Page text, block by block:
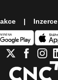
Inzerce